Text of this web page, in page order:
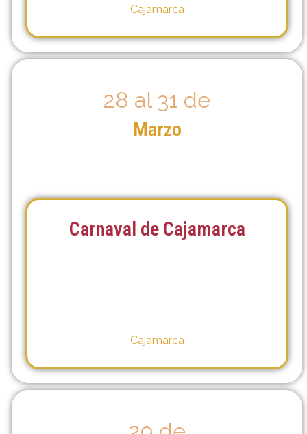
Cajamarca
28 al 31 de
Marzo
Carnaval de Cajamarca
Cajamarca